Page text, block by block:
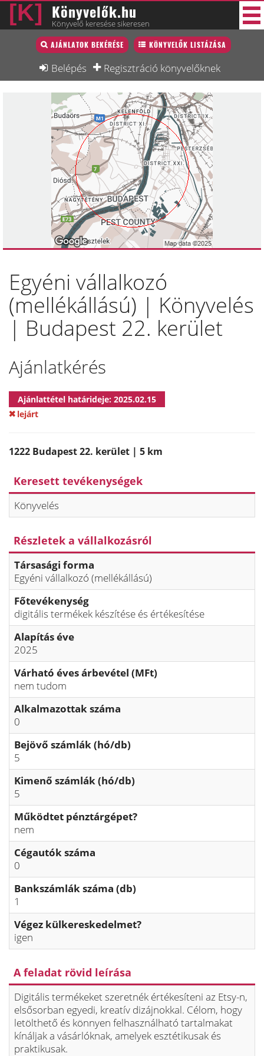
Könyvelők.hu
Könyvelő keresése sikeresen
AJÁNLATOK BEKÉRÉSE KÖNYVELŐK LISTÁZÁSA
Belépés Regisztráció könyvelőknek
Könyvelő lista
Könyvelési munkák
Képzésnaptár
Egyéni vállalkozó
(mellékállású) | Könyvelés
| Budapest 22. kerület
Ajánlatkérés
Ajánlattétel határideje: 2025.02.15
lejárt
1222 Budapest 22. kerület | 5 km
Keresett tevékenységek
Könyvelés
Részletek a vállalkozásról
Társasági forma
Egyéni vállalkozó (mellékállású)
Főtevékenység
digitális termékek készítése és értékesítése
Alapítás éve
2025
Várható éves árbevétel (MFt)
nem tudom
Alkalmazottak száma
0
Bejövő számlák (hó/db)
5
Kimenő számlák (hó/db)
5
Működtet pénztárgépet?
nem
Cégautók száma
0
Bankszámlák száma (db)
1
Végez külkereskedelmet?
igen
A feladat rövid leírása
Digitális termékeket szeretnék értékesíteni az Etsy-n,
elsősorban egyedi, kreatív dizájnokkal. Célom, hogy
letölthető és könnyen felhasználható tartalmakat
kínáljak a vásárlóknak, amelyek esztétikusak és
praktikusak.